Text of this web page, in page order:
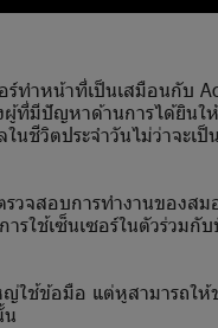
ทำหน้าที่เป็นเสมือนกับ
ที่มีปัญหาด้านการได้ยินใ
นชีวิตประจำวันไม่ว่าจะ
วจสอบการทำงานของส
รใช้เซ็นเซอร์ในตัวร่วม
ช้ข้อมือ แต่หูสามารถให้
น